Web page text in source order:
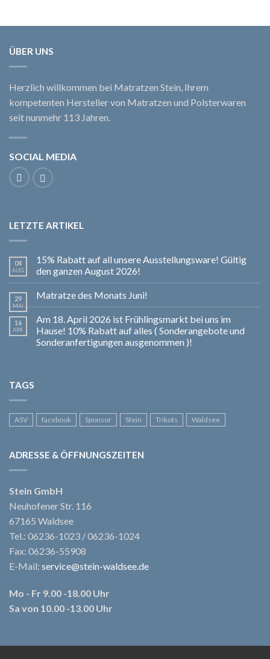
ÜBER UNS
Herzlich willkommen bei Matratzen Stein, Ihrem
kompetenten Hersteller von Matratzen und Polsterwaren
seit nunmehr 113 Jahren.
SOCIAL MEDIA
LETZTE ARTIKEL
04
AUG.
15% Rabatt auf all unsere Ausstellungsware! Gültig
den ganzen August 2026!
29
MAI
Matratze des Monats Juni!
16
APR.
Am 18. April 2026 ist Frühlingsmarkt bei uns im
Hause! 10% Rabatt auf alles ( Sonderangebote und
Sonderanfertigungen ausgenommen )!
TAGS
ASV facebook Sponsor Stein Trikots Waldsee
ADRESSE & ÖFFNUNGSZEITEN
Stein GmbH
Neuhofener Str. 116
67165 Waldsee
Tel.: 06236-1023 / 06236-1024
Fax: 06236-55908
E-Mail: service@stein-waldsee.de
Mo - Fr 9.00 -18.00 Uhr
Sa von 10.00 -13.00 Uhr